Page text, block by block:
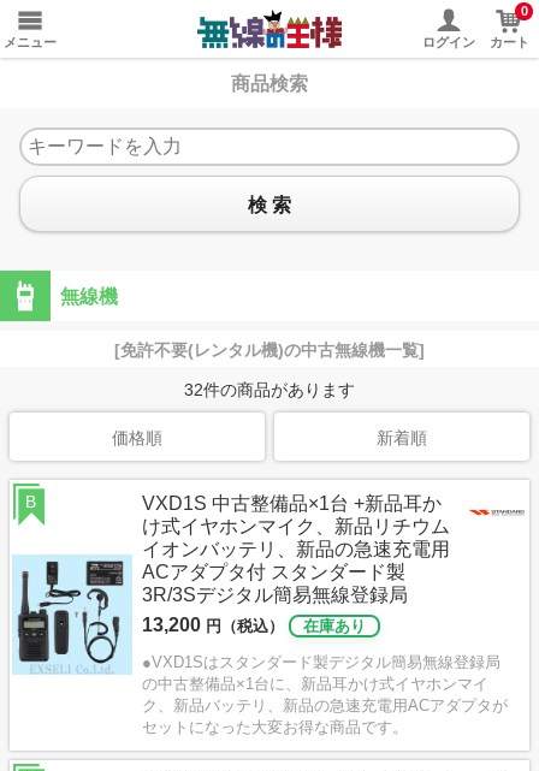
メニュー ログイン
0
カート
商品検索
検 索
無線機
[免許不要(レンタル機)の中古無線機一覧]
32件の商品があります
価格順 新着順
VXD1S 中古整備品×1台 +新品耳か
け式イヤホンマイク、新品リチウム
イオンバッテリ、新品の急速充電用
ACアダプタ付 スタンダード製
3R/3Sデジタル簡易無線登録局
13,200 円（税込）
在庫あり
●VXD1Sはスタンダード製デジタル簡易無線登録局
の中古整備品×1台に、新品耳かけ式イヤホンマイ
ク、新品バッテリ、新品の急速充電用ACアダプタが
セットになった大変お得な商品です。
B